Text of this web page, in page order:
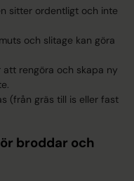
sitter ordentligt och inte
och slitage kan göra
att rengöra och skapa ny
(från gräs till is eller fast
broddar och